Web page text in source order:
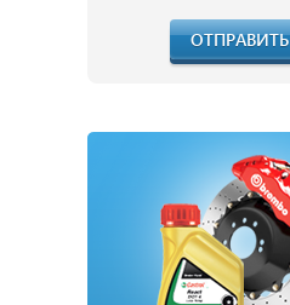
ОТПРАВИТЬ